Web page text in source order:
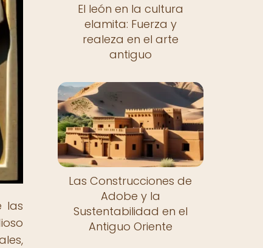
las
El león en la cultura
elamita: Fuerza y
realeza en el arte
antiguo
Las Construcciones de
Adobe y la
Sustentabilidad en el
Antiguo Oriente